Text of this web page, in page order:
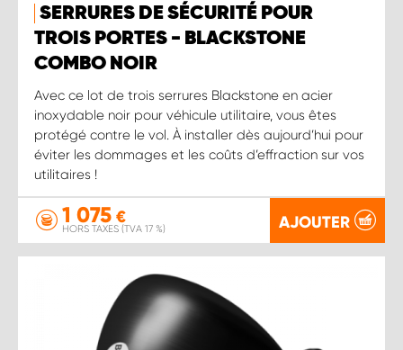
SERRURES DE SÉCURITÉ POUR
TROIS PORTES - BLACKSTONE
COMBO NOIR
Avec ce lot de trois serrures Blackstone en acier
inoxydable noir pour véhicule utilitaire, vous êtes
protégé contre le vol. À installer dès aujourd’hui pour
éviter les dommages et les coûts d’effraction sur vos
utilitaires !
1 075 €
HORS TAXES (TVA 17 %) AJOUTER